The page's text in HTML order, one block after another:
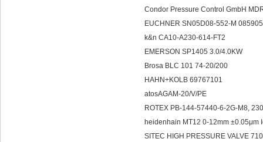
Condor Pressure Control GmbH
EUCHNER SN05D08-552-M 085905
k&n CA10-A230-614-FT2
EMERSON SP1405 3.0/4.0KW
Brosa BLC 101 74-20/200
HAHN+KOLB 69767101
atosAGAM-20/V/PE
ROTEX PB-144-57440-6-2G-M8,
heidenhain MT12 0-12mm ±0.05μm
SITEC HIGH PRESSURE VALVE